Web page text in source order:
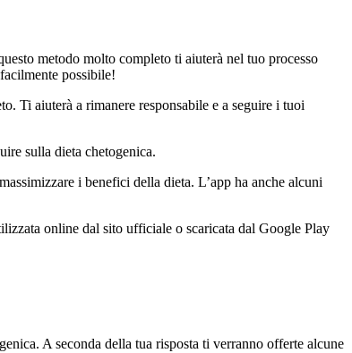
metodo molto completo ti aiuterà nel tuo processo
possibile!
Ti aiuterà a rimanere responsabile e a seguire i tuoi
sulla dieta chetogenica.
i benefici della dieta. L’app ha anche alcuni
online dal sito ufficiale o scaricata dal Google Play
A seconda della tua risposta ti verranno offerte alcune